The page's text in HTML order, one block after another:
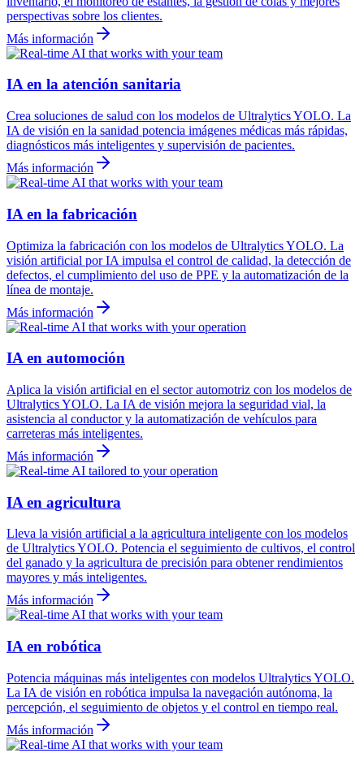
perspectivas sobre los clientes.
Más información
IA en la atención sanitaria
Crea soluciones de salud con los modelos de Ultralytics YOLO. La
IA de visión en la sanidad potencia imágenes médicas más rápidas,
diagnósticos más inteligentes y supervisión de pacientes.
Más información
IA en la fabricación
Optimiza la fabricación con los modelos de Ultralytics YOLO. La
visión artificial por IA impulsa el control de calidad, la detección de
defectos, el cumplimiento del uso de PPE y la automatización de la
línea de montaje.
Más información
IA en automoción
Aplica la visión artificial en el sector automotriz con los modelos de
Ultralytics YOLO. La IA de visión mejora la seguridad vial, la
asistencia al conductor y la automatización de vehículos para
carreteras más inteligentes.
Más información
IA en agricultura
Lleva la visión artificial a la agricultura inteligente con los modelos
de Ultralytics YOLO. Potencia el seguimiento de cultivos, el control
del ganado y la agricultura de precisión para obtener rendimientos
mayores y más inteligentes.
Más información
IA en robótica
Potencia máquinas más inteligentes con modelos Ultralytics YOLO.
La IA de visión en robótica impulsa la navegación autónoma, la
percepción, el seguimiento de objetos y el control en tiempo real.
Más información